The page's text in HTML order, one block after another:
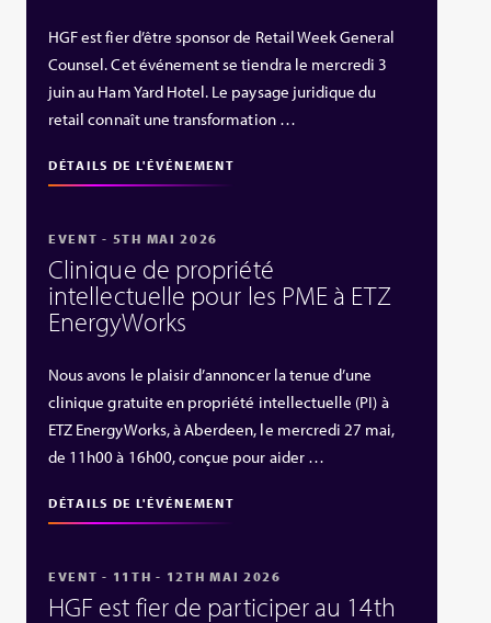
HGF est fier d’être sponsor de Retail Week General
Counsel. Cet événement se tiendra le mercredi 3
juin au Ham Yard Hotel. Le paysage juridique du
retail connaît une transformation …
DÉTAILS DE L'ÉVÉNEMENT
EVENT - 5TH MAI 2026
Clinique de propriété
intellectuelle pour les PME à ETZ
EnergyWorks
Nous avons le plaisir d’annoncer la tenue d’une
clinique gratuite en propriété intellectuelle (PI) à
ETZ EnergyWorks, à Aberdeen, le mercredi 27 mai,
de 11h00 à 16h00, conçue pour aider …
DÉTAILS DE L'ÉVÉNEMENT
EVENT - 11TH - 12TH MAI 2026
HGF est fier de participer au 14th